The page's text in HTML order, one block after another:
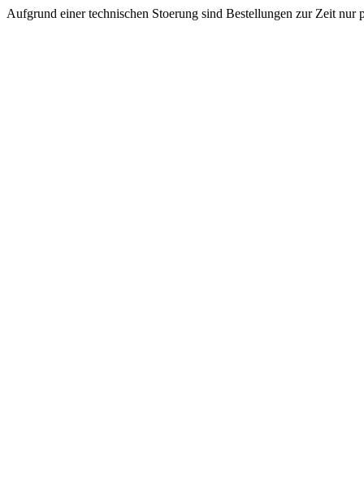
Aufgrund einer technischen Stoerung sind Bestellungen zur Zeit nur